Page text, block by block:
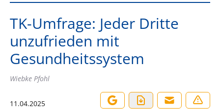
TK-Umfrage: Jeder Dritte
unzufrieden mit
Gesundheitssystem
Wiebke Pfohl
11.04.2025